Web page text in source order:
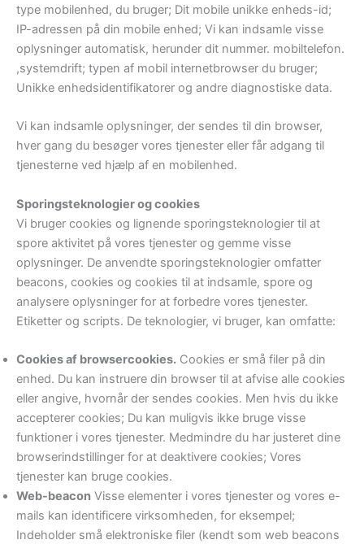
type mobilenhed, du bruger; Dit mobile unikke enheds-id;
IP-adressen på din mobile enhed; Vi kan indsamle visse
oplysninger automatisk, herunder dit nummer. mobiltelefon.
,systemdrift; typen af ​​mobil internetbrowser du bruger;
Unikke enhedsidentifikatorer og andre diagnostiske data.
Vi kan indsamle oplysninger, der sendes til din browser,
hver gang du besøger vores tjenester eller får adgang til
tjenesterne ved hjælp af en mobilenhed.
Sporingsteknologier og cookies
Vi bruger cookies og lignende sporingsteknologier til at
spore aktivitet på vores tjenester og gemme visse
oplysninger. De anvendte sporingsteknologier omfatter
beacons, cookies og cookies til at indsamle, spore og
analysere oplysninger for at forbedre vores tjenester.
Etiketter og scripts. De teknologier, vi bruger, kan omfatte:
Cookies af browsercookies. Cookies er små filer på din
enhed. Du kan instruere din browser til at afvise alle cookies
eller angive, hvornår der sendes cookies. Men hvis du ikke
accepterer cookies; Du kan muligvis ikke bruge visse
funktioner i vores tjenester. Medmindre du har justeret dine
browserindstillinger for at deaktivere cookies; Vores
tjenester kan bruge cookies.
Web-beacon Visse elementer i vores tjenester og vores e-
mails kan identificere virksomheden, for eksempel;
Indeholder små elektroniske filer (kendt som web beacons